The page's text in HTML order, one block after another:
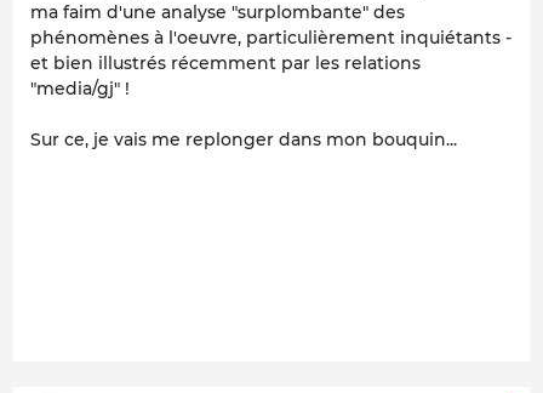
ma faim d'une analyse "surplombante" des
phénomènes à l'oeuvre, particulièrement inquiétants -
et bien illustrés récemment par les relations
"media/gj" !
Sur ce, je vais me replonger dans mon bouquin...